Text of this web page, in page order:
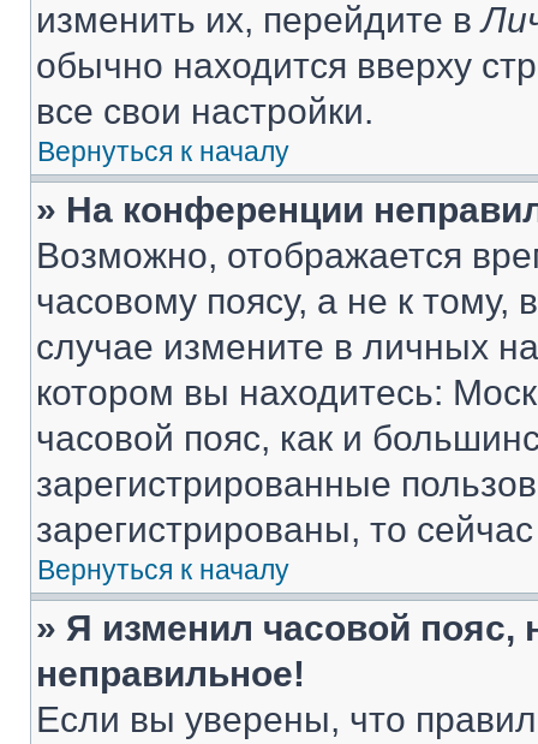
изменить их, перейдите в
обычно находится вверху
все свои настройки.
Вернуться к началу
» На конференции
Возможно, отображается
часовому поясу, а не к тому,
случае измените в личных
котором вы находитесь:
часовой пояс, как и
зарегистрированные
зарегистрированы, то
Вернуться к началу
» Я изменил часовой пояс,
неправильное!
Если вы уверены, что